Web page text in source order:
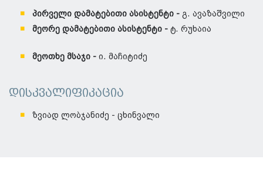
პირველი დამატებითი ასისტენტი - გ. ავაზაშვილი
მეორე დამატებითი ასისტენტი - ტ. რუხაია
მეოთხე მსაჯი - ი. მაჩიტიძე
დისკვალიფიკაცია
ზვიად ლობჯანიძე - ცხინვალი